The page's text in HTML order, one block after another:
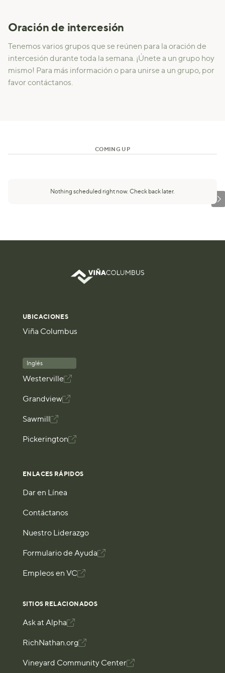
Oración de intercesión
Tenemos varios grupos que se reúnen para la oración de
intercesión durante toda la semana. ¡Únete a un grupo hoy
mismo! Para más información o para unirse a un grupo, por
favor contáctanos.
COMING UP

Nothing scheduled right now. Check back later.
UBICACIONES
Viña Columbus
Inglés
Westerville
Grandview
Sawmill
Pickerington
ENLACES RÁPIDOS
Dar en Línea
Contáctanos
Nuestro Liderazgo
Formulario de Ayuda
Empleos en VC
SITIOS RELACIONADOS
Ask at Alpha
RichNathan.org
Vineyard Community Center